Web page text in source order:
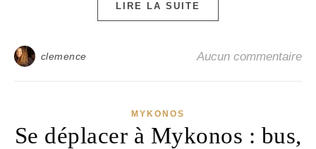
LIRE LA SUITE
clemence Aucun commentaire
MYKONOS
Se déplacer à Mykonos : bus,